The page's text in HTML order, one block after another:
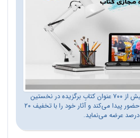
انتشارات مدرسه با بیش از ۷۰۰ عنوان کتابِ برگزیده در نخستین
نمایشگاه مجازی کتاب حضور پیدا می‌کند و آثار خود را با تخفیف ۲۰
درصد عرضه می‌نماید.